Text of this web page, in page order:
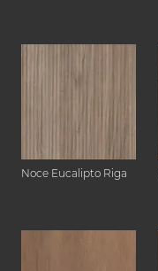
Noce Eucalipto Riga